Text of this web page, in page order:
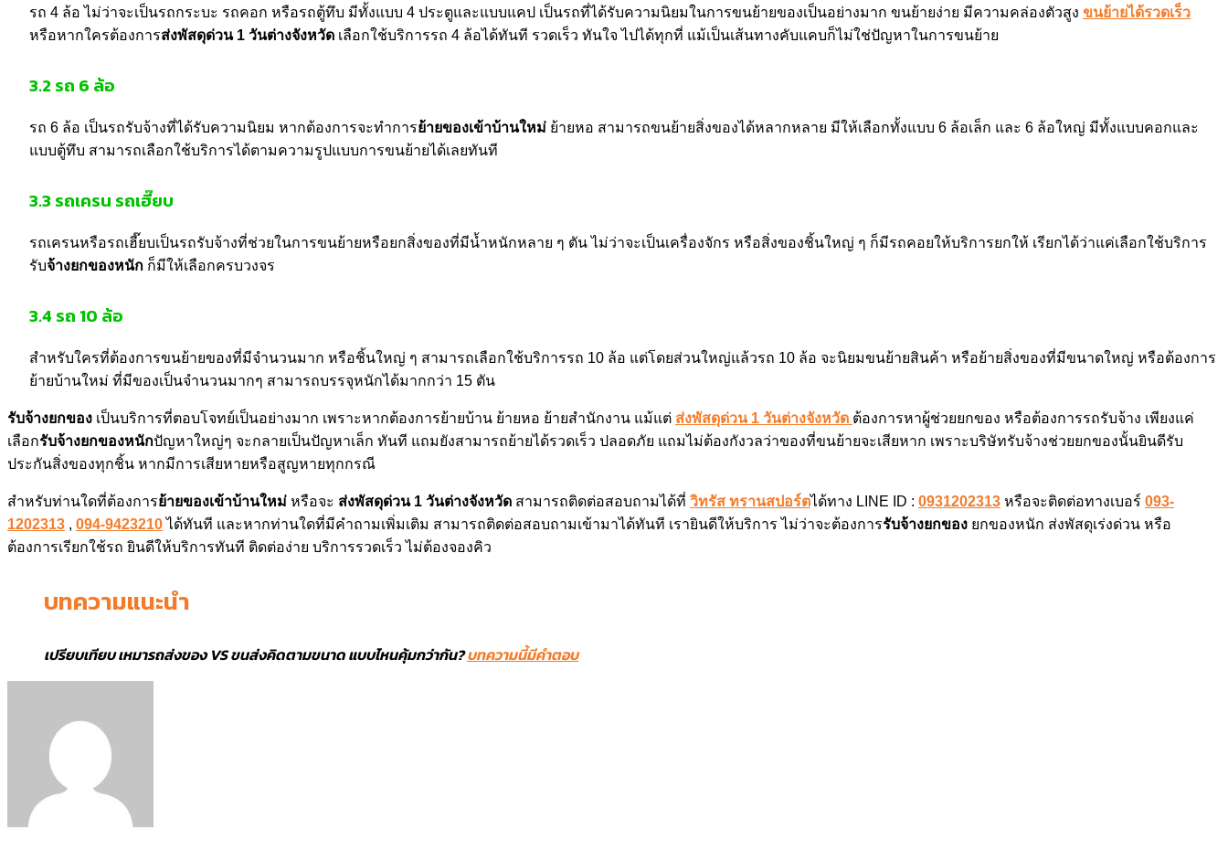
รถ 4 ล้อ ไม่ว่าจะเป็นรถกระบะ รถคอก หรือรถตู้ทึบ มีทั้งแบบ 4 ประตูและแบบแคป เป็นรถที่ได้รับความนิยมในการขนย้ายของเป็นอย่างมาก ขนย้ายง่าย มีความคล่องตัวสูง ขนย้ายได้รวดเร็ว
หรือหากใครต้องการส่งพัสดุด่วน 1 วันต่างจังหวัด เลือกใช้บริการรถ 4 ล้อได้ทันที รวดเร็ว ทันใจ ไปได้ทุกที่ แม้เป็นเส้นทางคับแคบก็ไม่ใช่ปัญหาในการขนย้าย
3.2 รถ 6 ล้อ
รถ 6 ล้อ เป็นรถรับจ้างที่ได้รับความนิยม หากต้องการจะทำการย้ายของเข้าบ้านใหม่ ย้ายหอ สามารถขนย้ายสิ่งของได้หลากหลาย มีให้เลือกทั้งแบบ 6 ล้อเล็ก และ 6 ล้อใหญ่ มีทั้งแบบคอกและ
แบบตู้ทึบ สามารถเลือกใช้บริการได้ตามความรูปแบบการขนย้ายได้เลยทันที
3.3 รถเครน รถเฮี๊ยบ
รถเครนหรือรถเฮี๊ยบเป็นรถรับจ้างที่ช่วยในการขนย้ายหรือยกสิ่งของที่มีน้ำหนักหลาย ๆ ตัน ไม่ว่าจะเป็นเครื่องจักร หรือสิ่งของชิ้นใหญ่ ๆ ก็มีรถคอยให้บริการยกให้ เรียกได้ว่าแค่เลือกใช้บริการ
รับจ้างยกของหนัก ก็มีให้เลือกครบวงจร
3.4 รถ 10 ล้อ
สำหรับใครที่ต้องการขนย้ายของที่มีจำนวนมาก หรือชิ้นใหญ่ ๆ สามารถเลือกใช้บริการรถ 10 ล้อ แต่โดยส่วนใหญ่แล้วรถ 10 ล้อ จะนิยมขนย้ายสินค้า หรือย้ายสิ่งของที่มีขนาดใหญ่ หรือต้องการ
ย้ายบ้านใหม่ ที่มีของเป็นจำนวนมากๆ สามารถบรรจุหนักได้มากกว่า 15 ตัน
รับจ้างยกของ เป็นบริการที่ตอบโจทย์เป็นอย่างมาก เพราะหากต้องการย้ายบ้าน ย้ายหอ ย้ายสำนักงาน แม้แต่ ส่งพัสดุด่วน 1 วันต่างจังหวัด ต้องการหาผู้ช่วยยกของ หรือต้องการรถรับจ้าง เพียงแค่
เลือกรับจ้างยกของหนักปัญหาใหญ่ๆ จะกลายเป็นปัญหาเล็ก ทันที แถมยังสามารถย้ายได้รวดเร็ว ปลอดภัย แถมไม่ต้องกังวลว่าของที่ขนย้ายจะเสียหาก เพราะบริษัทรับจ้างช่วยยกของนั้นยินดีรับ
ประกันสิ่งของทุกชิ้น หากมีการเสียหายหรือสูญหายทุกกรณี
สำหรับท่านใดที่ต้องการย้ายของเข้าบ้านใหม่ หรือจะ ส่งพัสดุด่วน 1 วันต่างจังหวัด สามารถติดต่อสอบถามได้ที่ วิทรัส ทรานสปอร์ตได้ทาง LINE ID : 0931202313 หรือจะติดต่อทางเบอร์ 093-
1202313 , 094-9423210ได้ทันที และหากท่านใดที่มีคำถามเพิ่มเติม สามารถติดต่อสอบถามเข้ามาได้ทันที เรายินดีให้บริการ ไม่ว่าจะต้องการรับจ้างยกของ ยกของหนัก ส่งพัสดุเร่งด่วน หรือ
ต้องการเรียกใช้รถ ยินดีให้บริการทันที ติดต่อง่าย บริการรวดเร็ว ไม่ต้องจองคิว
บทความแนะนำ
เปรียบเทียบ เหมารถส่งของ VS ขนส่งคิดตามขนาด แบบไหนคุ้มกว่ากัน?บทความนี้มีคำตอบ